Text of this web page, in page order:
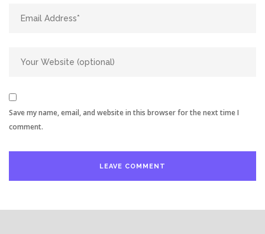
Save my name, email, and website in this browser for the next time I
comment.